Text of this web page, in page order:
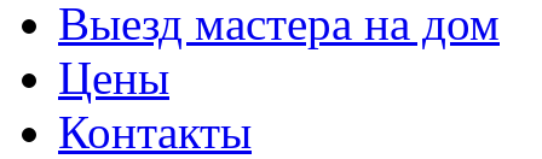
Выезд мастера на дом
Цены
Контакты